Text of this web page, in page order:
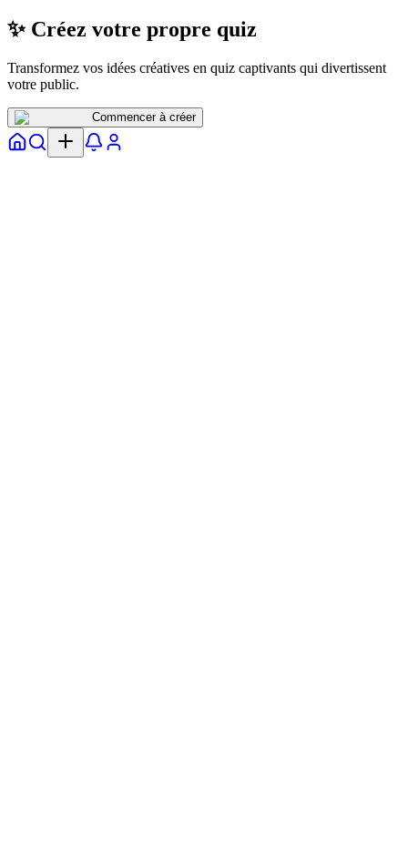
✨ Créez votre propre quiz
Transformez vos idées créatives en quiz captivants qui divertissent
votre public.
Commencer à créer
AccueilExplorer Notifs